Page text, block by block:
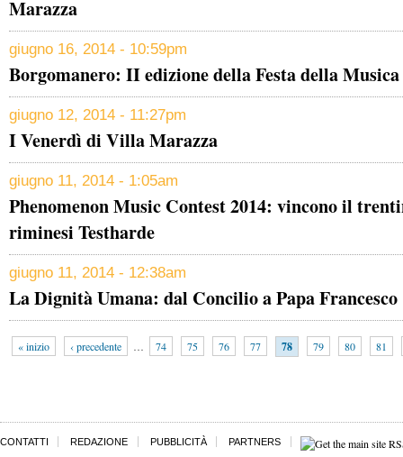
Marazza
giugno 16, 2014 - 10:59pm
Borgomanero: II edizione della Festa della Musica
giugno 12, 2014 - 11:27pm
I Venerdì di Villa Marazza
giugno 11, 2014 - 1:05am
Phenomenon Music Contest 2014: vincono il
riminesi Testharde
giugno 11, 2014 - 12:38am
La Dignità Umana: dal Concilio a Papa Francesco
« inizio ‹ precedente … 74 75 76 77 78 79 80 81
CONTATTI REDAZIONE PUBBLICITÀ PARTNERS